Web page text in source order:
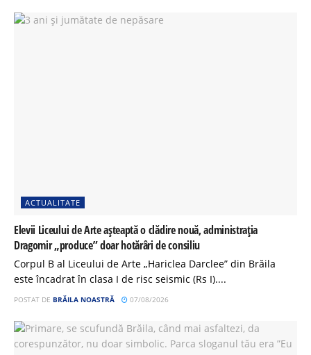
ACTUALITATE
Elevii Liceului de Arte așteaptă o clădire nouă, administrația
Dragomir „produce” doar hotărâri de consiliu
Corpul B al Liceului de Arte „Hariclea Darclee” din Brăila
este încadrat în clasa I de risc seismic (Rs I)....
POSTAT DE BRĂILA NOASTRĂ 07/08/2026